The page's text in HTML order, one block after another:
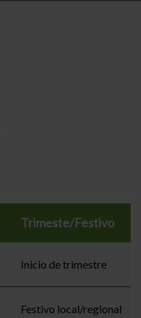
Trimeste/Festivo
Inicio de trimestre
Festivo local/regional